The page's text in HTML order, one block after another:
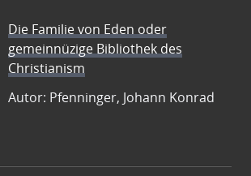
Die Familie von Eden oder
gemeinnüzige Bibliothek des
Christianism
Autor: Pfenninger, Johann Konrad